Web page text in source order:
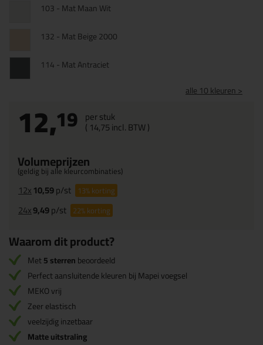
103 - Mat Maan Wit
132 - Mat Beige 2000
114 - Mat Antraciet
alle 10 kleuren >
12,19 per stuk
( 14,75incl. BTW )
Volumeprijzen
(geldig bij alle kleurcombinaties)
12x10,59p/st 13%korting
24x9,49p/st 22%korting
Waarom dit product?
Met5 sterrenbeoordeeld
Perfect aansluitende kleuren bij Mapei voegsel
MEKO vrij
Zeer elastisch
veelzijdig inzetbaar
Matte uitstraling